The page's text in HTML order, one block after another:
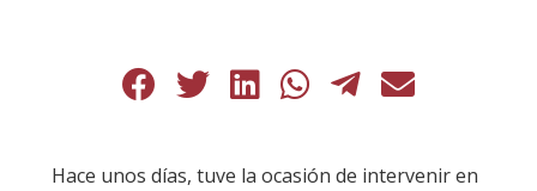
Hace unos días, tuve la ocasión de intervenir en